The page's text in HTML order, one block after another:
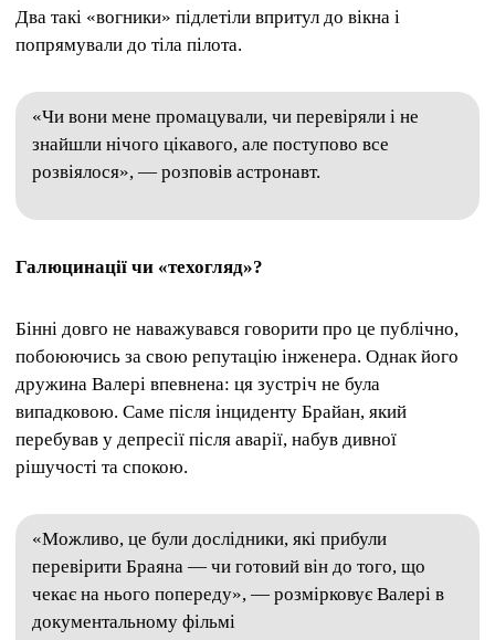
Два такі «вогники» підлетіли впритул до вікна і
попрямували до тіла пілота.
«Чи вони мене промацували, чи перевіряли і не
знайшли нічого цікавого, але поступово все
розвіялося», — розповів астронавт.
Галюцинації чи «техогляд»?
Бінні довго не наважувався говорити про це публічно,
побоюючись за свою репутацію інженера. Однак його
дружина Валері впевнена: ця зустріч не була
випадковою. Саме після інциденту Брайан, який
перебував у депресії після аварії, набув дивної
рішучості та спокою.
«Можливо, це були дослідники, які прибули
перевірити Браяна — чи готовий він до того, що
чекає на нього попереду», — розмірковує Валері в
документальному фільмі